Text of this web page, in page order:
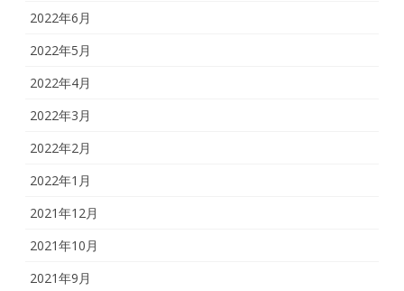
2022年6月
2022年5月
2022年4月
2022年3月
2022年2月
2022年1月
2021年12月
2021年10月
2021年9月